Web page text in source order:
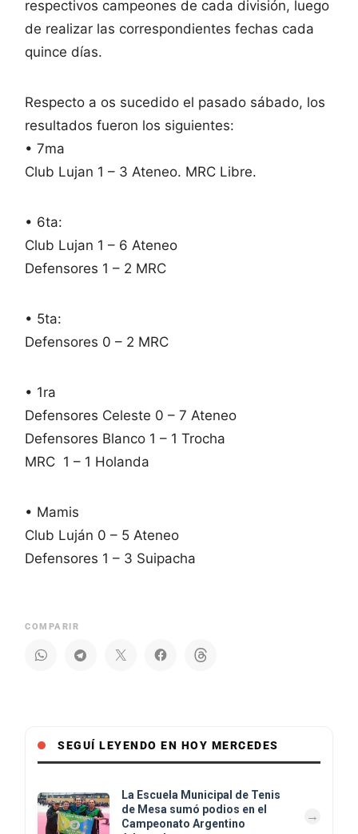
respectivos campeones de cada división, luego
de realizar las correspondientes fechas cada
quince días.
Respecto a os sucedido el pasado sábado, los
resultados fueron los siguientes:
• 7ma
Club Lujan 1 – 3 Ateneo. MRC Libre.
• 6ta:
Club Lujan 1 – 6 Ateneo
Defensores 1 – 2 MRC
• 5ta:
Defensores 0 – 2 MRC
• 1ra
Defensores Celeste 0 – 7 Ateneo
Defensores Blanco 1 – 1 Trocha
MRC 1 – 1 Holanda
• Mamis
Club Luján 0 – 5 Ateneo
Defensores 1 – 3 Suipacha
COMPARIR
SEGUÍ LEYENDO EN HOY MERCEDES
La Escuela Municipal de Tenis
de Mesa sumó podios en el
Campeonato Argentino